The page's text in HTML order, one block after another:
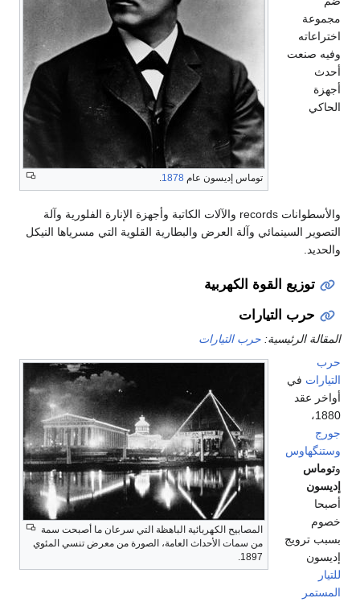
توماس إديسون عام 1878
.
مجموعة
اختراعاته
وفيه صنعت
أحدث
أجهزة
الحاكي
والأسطوانات records والآلات الكاتبة وأجهزة الإنارة الفلورية وآلة
التصوير السينمائي وآلة العرض والبطارية القلوية التي مسرياها النيكل
والحديد.
توزيع القوة الكهربية
حرب التيارات
المقالة الرئيسية: حرب التيارات
المصابيح الكهربائية الباهظة التي سرعان ما أصبحت سمة
من سمات الأحداث العامة، الصورة من معرض تنسي المئوي
1897.
حرب
التيارات في
أواخر عقد
1880،
جورج
وستنگهاوس
وتوماس
إديسون
أصبحا
خصوم
بسبب ترويج
إديسون
للتيار
المستمر